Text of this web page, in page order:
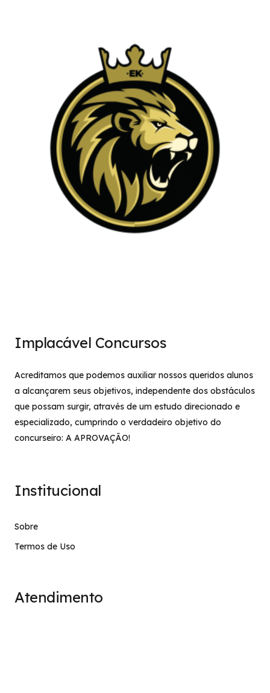
Implacável Concursos
Acreditamos que podemos auxiliar nossos queridos alunos
a alcançarem seus objetivos, independente dos obstáculos
que possam surgir, através de um estudo direcionado e
especializado, cumprindo o verdadeiro objetivo do
concurseiro: A APROVAÇÃO!
Institucional
Sobre
Termos de Uso
Atendimento